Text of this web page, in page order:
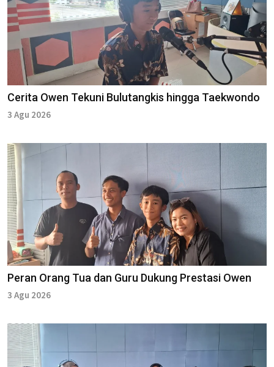
Cerita Owen Tekuni Bulutangkis hingga Taekwondo
3 Agu 2026
Peran Orang Tua dan Guru Dukung Prestasi Owen
3 Agu 2026